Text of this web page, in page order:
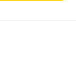
in Koserow